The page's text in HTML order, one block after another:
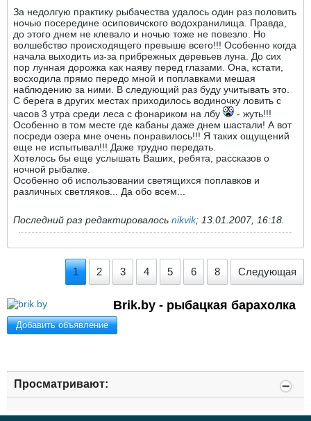
За недолгую практику рыбачества удалось один раз половить
ночью посередине осиповичского водохранилища. Правда,
до этого днем не клевало и ночью тоже не повезло. Но
волшебство происходящего превыше всего!!! Особенно когда
начала выходить из-за прибрежных деревьев луна. До сих
пор лунная дорожка как наяву перед глазами. Она, кстати,
восходила прямо передо мной и поплавками мешая
наблюдению за ними. В следующий раз буду учитывать это.
С берега в других местах приходилось водиночку ловить с
часов 3 утра среди леса с фонариком на лбу
- жуть!!!
Особенно в том месте где кабаны даже днем шастали! А вот
посреди озера мне очень понравилось!!! Я таких ощущений
еще не испытывал!!! Даже трудно передать.
Хотелось бы еще услышать Ваших, ребята, рассказов о
ночной рыбалке.
Особенно об использовании светящихся поплавков и
различных светляков... Да обо всем...
Последний раз редактировалось nikvik; 13.01.2007, 16:18
1 2 3 4 5 6 8 Следующая
Brik.by - рыбацкая барахолка
Добавить объявление
Просматривают: